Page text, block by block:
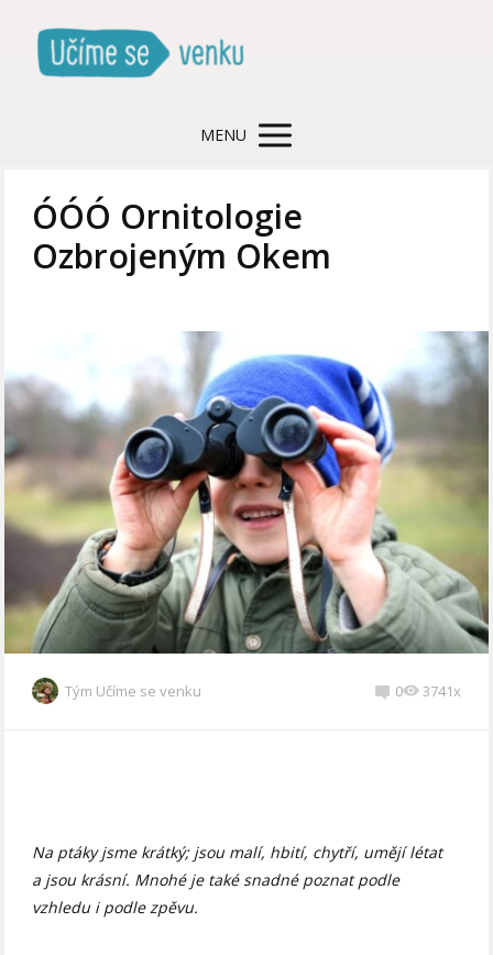
MENU
ÓÓÓ Ornitologie
Ozbrojeným Okem
Tým Učíme se venku 0 3741x
Na ptáky jsme krátký; jsou malí, hbití, chytří, umějí létat
a jsou krásní. Mnohé je také snadné poznat podle
vzhledu i podle zpěvu.